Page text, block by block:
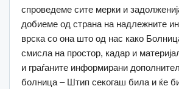
спроведеме сите мерки и
добиеме од страна на надлежните
врска со она што од нас како
смисла на простор, кадар и
и граѓаните информирани
болница – Штип секогаш била и ќе